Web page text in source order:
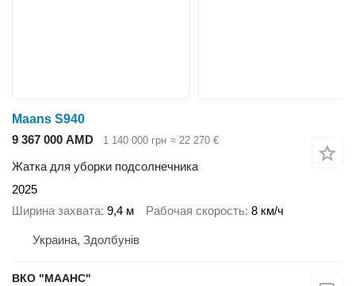
Maans S940
9 367 000 AMD
1 140 000 грн ≈ 22 270 €
Жатка для уборки подсолнечника
2025
Ширина захвата 9,4 м Рабочая скорость 8 км/ч
Украина, Здолбунів
ВКО "МААНС"